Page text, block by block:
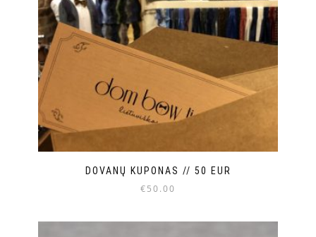
DOVANŲ KUPONAS // 50 EUR
€50.00